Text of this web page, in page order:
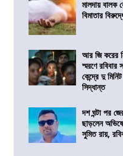
মালদায় বালক
বিমাতার
আর জি করের
স্মরণে রবিবার
কেন্দ্রে দু
সিদ্ধান্ত
দশ ঘন্টা পর
ছাড়লেন
সুমিত রায়,